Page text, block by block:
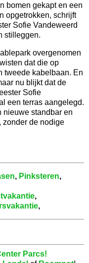
bomen gekapt en een
opgetrokken, schrijft
Sofie Vandeweerd
stilleggen.
overgenomen
dat die op
tweede kabelbaan. En
nu blijkt dat de
Sofie
een terras aangelegd.
nieuwe standbar en
zonder de nodige
, Pinksteren,
,
,
Parcs!